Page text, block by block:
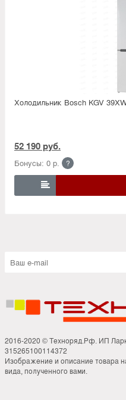
Холодильник Bosсh KGV
52 190 руб.
Бонусы: 0 р. ?

2016-2020 © Техноряд.Рф. ИП
315265100114372
Изображение и описание товара
вида, полученного вами.